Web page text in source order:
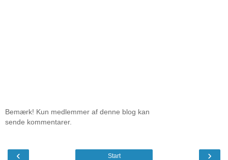
Bemærk! Kun medlemmer af denne blog kan
sende kommentarer.
‹ ›
Start